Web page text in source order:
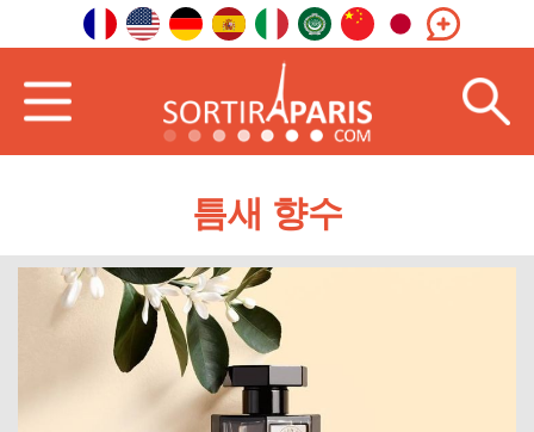
틈새 향수